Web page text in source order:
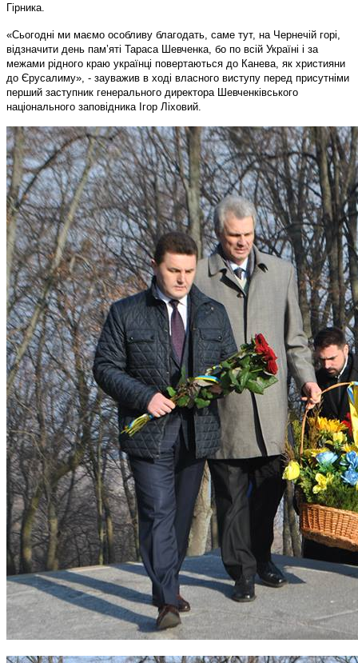
Гірника.
«Сьогодні ми маємо особливу благодать, саме тут, на Чернечій горі,
відзначити день пам’яті Тараса Шевченка, бо по всій Україні і за
межами рідного краю українці повертаються до Канева, як християни
до Єрусалиму», - зауважив в ході власного виступу перед присутніми
перший заступник генерального директора Шевченківського
національного заповідника Ігор Ліховий.